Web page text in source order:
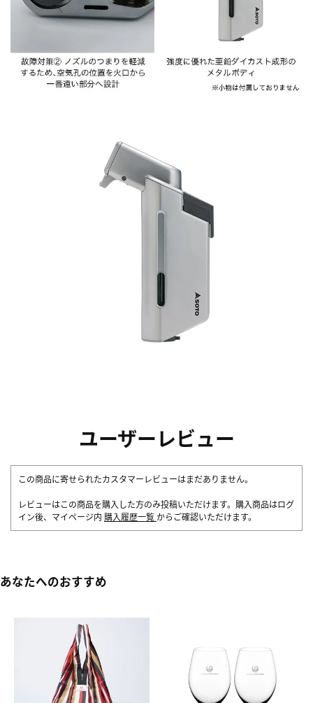
ユーザーレビュー
この商品に寄せられたカスタマーレビューはまだありません。
レビューはこの商品を購入した方のみ投稿いただけます。購入商品はログ
イン後、マイページ内 購入履歴一覧 からご確認いただけます。
あなたへのおすすめ